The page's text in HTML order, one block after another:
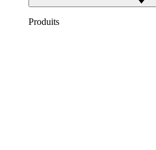
Produits